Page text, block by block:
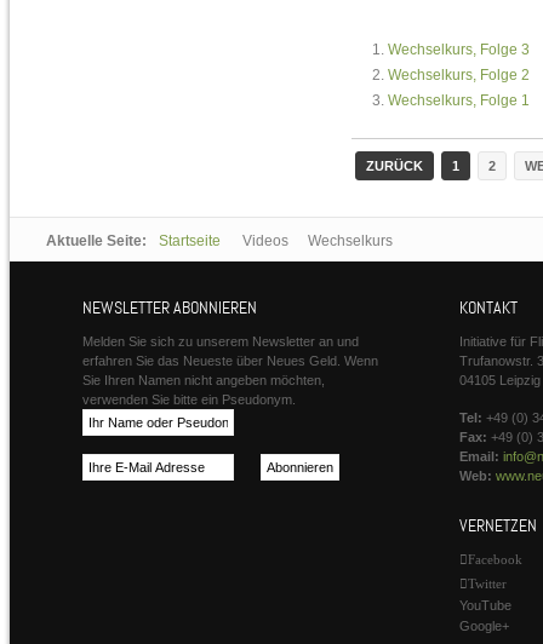
Wechselkurs, Folge 3
Wechselkurs, Folge 2
Wechselkurs, Folge 1
ZURÜCK 1 2
Aktuelle Seite: Startseite Videos Wechselkurs
NEWSLETTER ABONNIEREN
Melden Sie sich zu unserem Newsletter an und
erfahren Sie das Neueste über Neues Geld. Wenn
Sie Ihren Namen nicht angeben möchten,
verwenden Sie bitte ein Pseudonym.
KONTAKT
Initiative für
Trufanowstr.
04105 Leipzig
Tel: +49 (0)
Fax: +49 (0)
Email:
Web:
VERNETZEN
Facebook
Twitter
YouTube
Google+